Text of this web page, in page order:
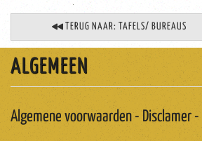
TERUG NAAR: TAFELS/ BUREAUS
ALGEMEEN
Algemene voorwaarden - Disclamer